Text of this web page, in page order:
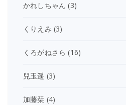
かれしちゃん (3)
くりえみ (3)
くろがねさら (16)
兒玉遥 (3)
加藤栞 (4)